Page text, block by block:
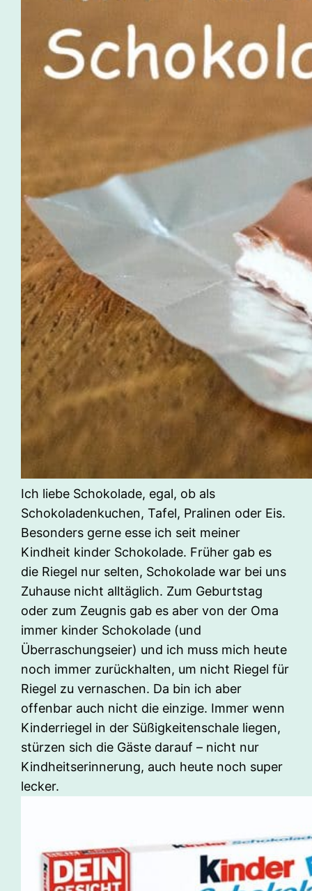
Ich liebe Schokolade, egal, ob als
Schokoladenkuchen, Tafel, Pralinen oder Eis.
Besonders gerne esse ich seit meiner
Kindheit kinder Schokolade. Früher gab es
die Riegel nur selten, Schokolade war bei uns
Zuhause nicht alltäglich. Zum Geburtstag
oder zum Zeugnis gab es aber von der Oma
immer kinder Schokolade (und
Überraschungseier) und ich muss mich heute
noch immer zurückhalten, um nicht Riegel für
Riegel zu vernaschen. Da bin ich aber
offenbar auch nicht die einzige. Immer wenn
Kinderriegel in der Süßigkeitenschale liegen,
stürzen sich die Gäste darauf – nicht nur
Kindheitserinnerung, auch heute noch super
lecker.